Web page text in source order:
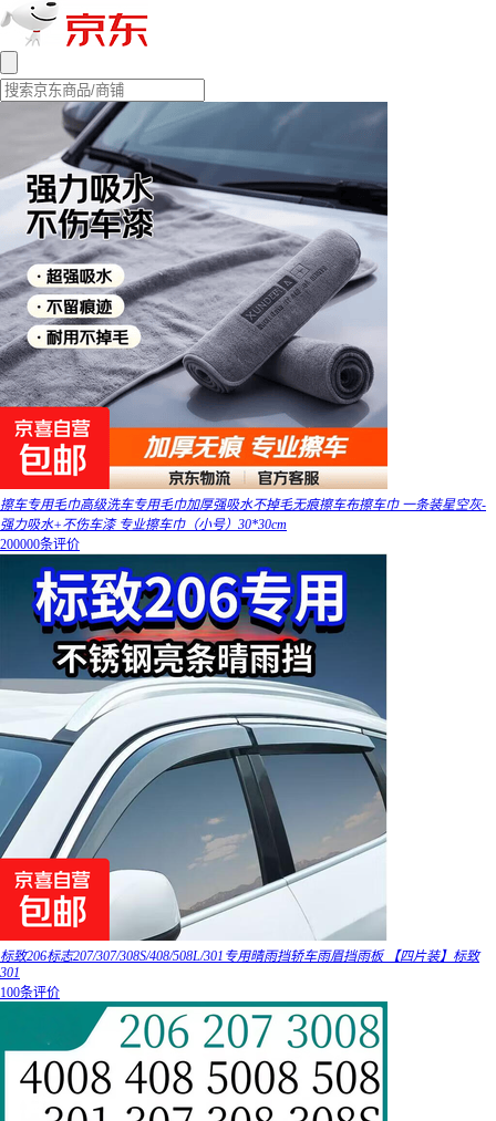
擦车专用毛巾高级洗车专用毛巾加厚强吸水不掉毛无痕擦车布擦车巾 一条装星空灰-
强力吸水+不伤车漆 专业擦车巾（小号）30*30cm
200000条评价
标致206标志207/307/308S/408/508L/301专用晴雨挡轿车雨眉挡雨板 【四片装】标致
301
100条评价